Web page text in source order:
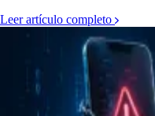
Leer artículo